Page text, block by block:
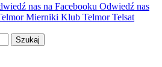
nas na Facebooku Odwiedź nas
Mierniki Klub Telmor Telsat